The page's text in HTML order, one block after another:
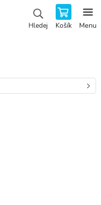
Hledej Košík Menu